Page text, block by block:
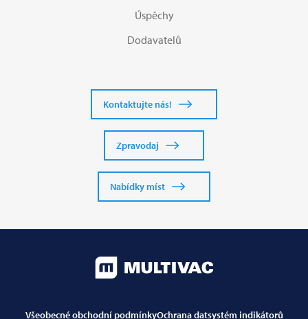
Úspěchy
Dodavatelů
Kontaktujte nás!
Zpravodaj
Nabídky míst
Všeobecné obchodní podmínkyOchrana datsystém indikátorů